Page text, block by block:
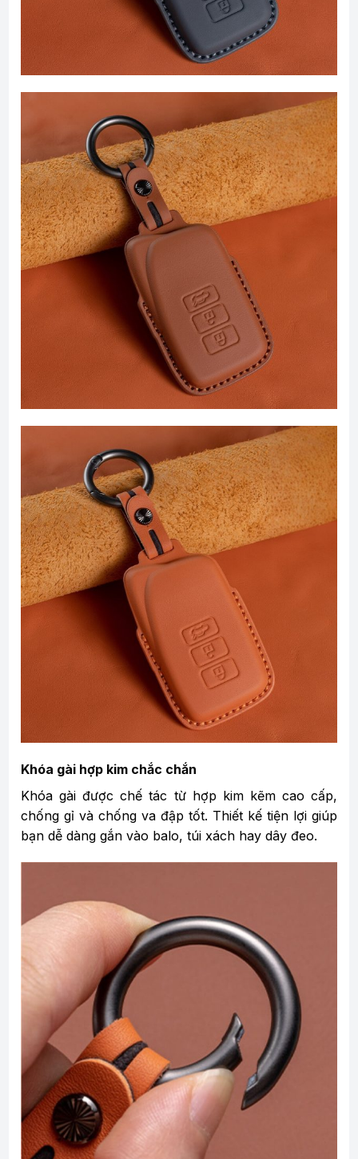
Khóa gài hợp kim chắc chắn
Khóa gài được chế tác từ hợp kim kẽm cao cấp,
chống gỉ và chống va đập tốt. Thiết kế tiện lợi giúp
bạn dễ dàng gắn vào balo, túi xách hay dây đeo.